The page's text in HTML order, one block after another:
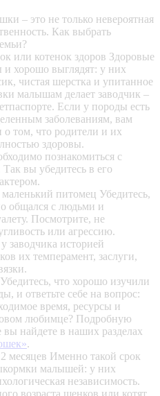
– это не только невероятная
Как выбрать
или котенок здоров Здоровые
хорошо выглядят: у них
чистая шерстка и упитанное
малышам делает заводчик –
Если у породы есть
заболеваниям, вам
о том, что родители и их
здоровы.
познакомиться с
вы убедитесь в его
питомец Убедитесь,
общался с людьми и
Посмотрите, не
или агрессию.
заводчика историей
их темперамент, заслуги,
Убедитесь, что хорошо изучили
и ответьте себе на вопрос:
время, ресурсы и
любимце? Подробную
найдете в наших разделах
.
месяцев Именно такой срок
малышей: у них
независимость.